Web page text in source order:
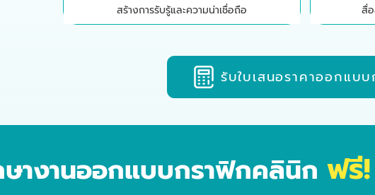
สร้างการรับรู้และความน่าเชื่อถือ สื่
รับใบเสนอราคาออกแบ
างานออกแบบกราฟิกคลินิก ฟรี!